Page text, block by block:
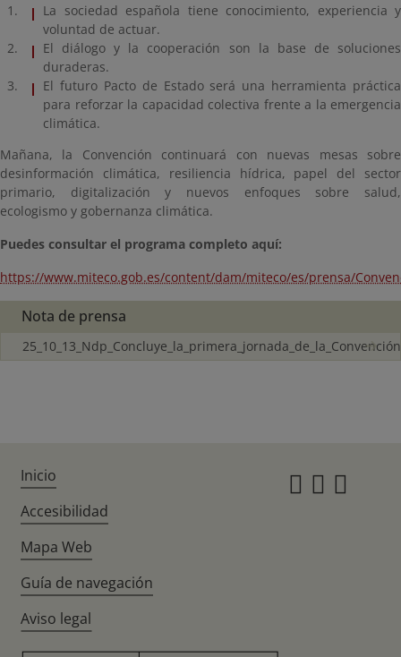
La sociedad española tiene conocimiento, experiencia y
voluntad de actuar.
El diálogo y la cooperación son la base de soluciones
duraderas.
El futuro Pacto de Estado será una herramienta práctica
para reforzar la capacidad colectiva frente a la emergencia
climática.
Mañana, la Convención continuará con nuevas mesas sobre
desinformación climática, resiliencia hídrica, papel del sector
primario, digitalización y nuevos enfoques sobre salud,
ecologismo y gobernanza climática.
Puedes consultar el programa completo aquí:
https://www.miteco.gob.es/content/dam/miteco/es/prensa/
Nota de prensa
Inicio
Accesibilidad
Mapa Web
Guía de navegación
Aviso legal